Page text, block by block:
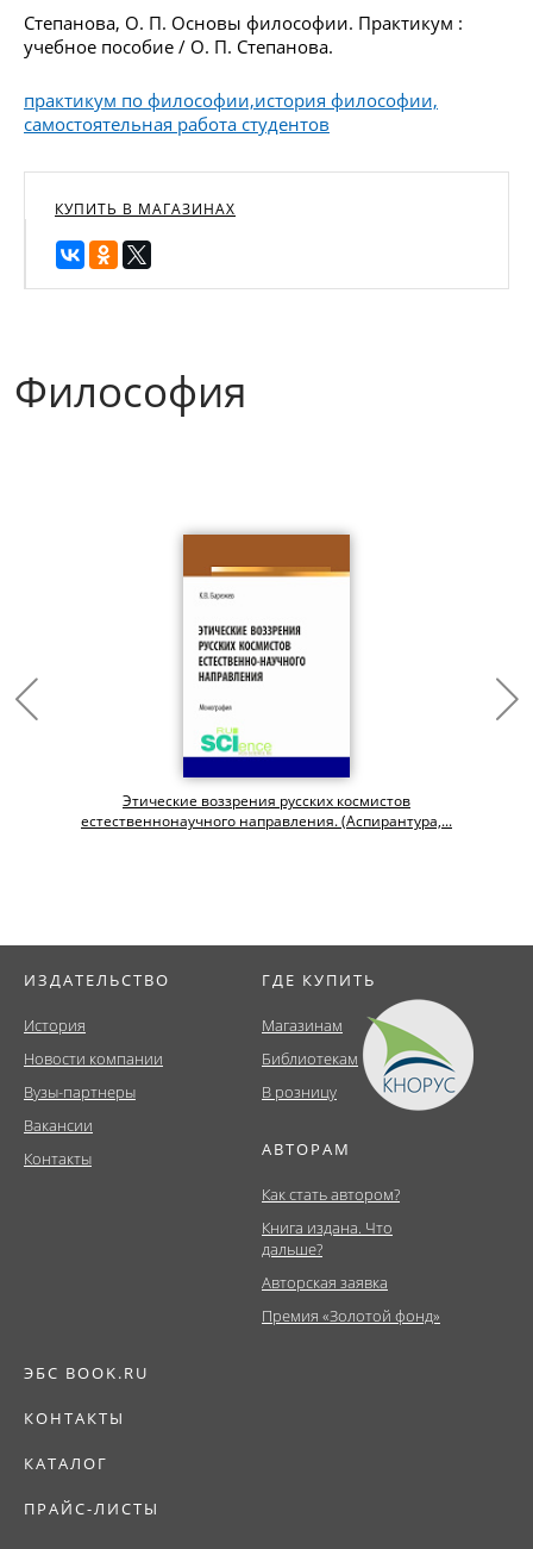
Степанова, О. П. Основы философии. Практикум :
учебное пособие / О. П. Степанова.
практикум по философии,история философии,
самостоятельная работа студентов
КУПИТЬ В МАГАЗИНАХ
Философия
Этические воззрения русских космистов
естественнонаучного направления. (Аспирантура,...
ИЗДАТЕЛЬСТВО
История
Новости компании
Вузы-партнеры
Вакансии
Контакты
ГДЕ КУПИТЬ
Магазинам
Библиотекам
В розницу
АВТОРАМ
Как стать автором?
Книга издана. Что
дальше?
Авторская заявка
Премия «Золотой фонд»
ЭБС BOOK.RU
КОНТАКТЫ
КАТАЛОГ
ПРАЙС-ЛИСТЫ